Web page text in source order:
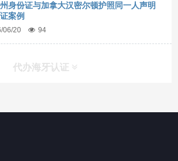
身份证与加拿大汉密尔顿护照同一人声明
案例
06/20 94
代办海牙认证